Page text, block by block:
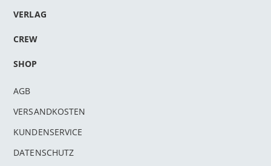
VERLAG
CREW
SHOP
AGB
VERSANDKOSTEN
KUNDENSERVICE
DATENSCHUTZ